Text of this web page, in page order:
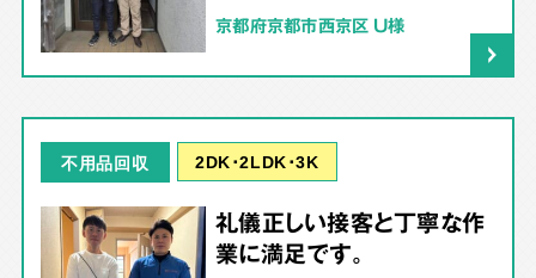
京都府京都市西京区 U様
不用品回収 2DK･2LDK･3K
礼儀正しい接客と丁寧な作
業に満足です。